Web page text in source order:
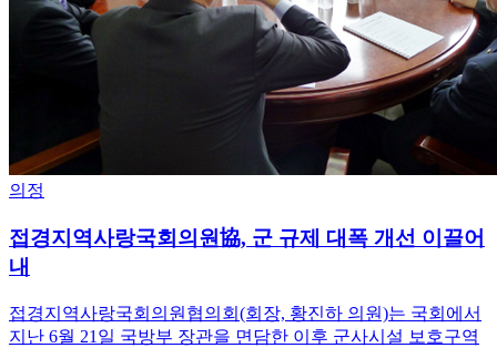
의정
접경지역사랑국회의원協, 군 규제 대폭 개선 이끌어
내
접경지역사랑국회의원협의회(회장, 황진하 의원)는 국회에서
지난 6월 21일 국방부 장관을 면담한 이후 군사시설 보호구역